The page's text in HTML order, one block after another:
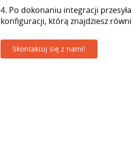
4. Po dokonaniu integracji
konfiguracji, którą znajdziesz
Skontaktuj się z nami!